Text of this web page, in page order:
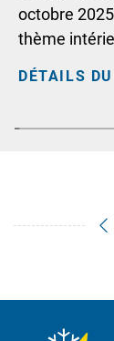
octobre
thème
DÉTAILS